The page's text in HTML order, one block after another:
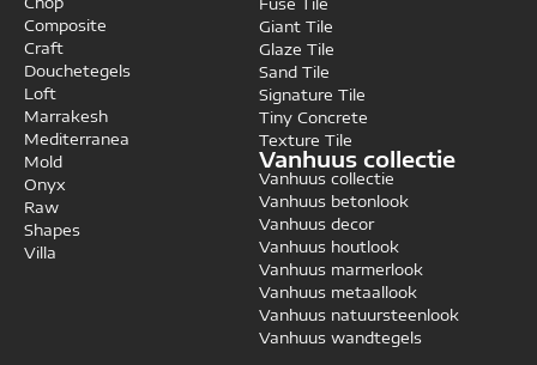
Composite
Craft
Douchetegels
Loft
Marrakesh
Mediterranea
Mold
Onyx
Raw
Shapes
Villa
Giant Tile
Glaze Tile
Sand Tile
Signature Tile
Tiny Concrete
Texture Tile
Vanhuus collectie
Vanhuus collectie
Vanhuus betonlook
Vanhuus decor
Vanhuus houtlook
Vanhuus marmerlook
Vanhuus metaallook
Vanhuus natuursteenlook
Vanhuus wandtegels